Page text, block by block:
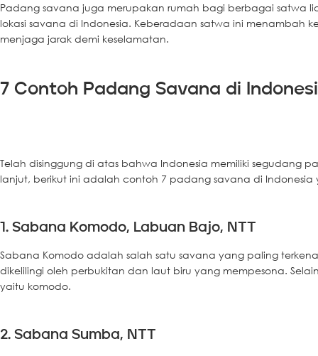
Padang savana juga merupakan rumah bagi berbagai satwa
lokasi savana di Indonesia. Keberadaan satwa ini menambah
menjaga jarak demi keselamatan.
7 Contoh Padang Savana di
Telah disinggung di atas bahwa Indonesia memiliki segudang
lanjut, berikut ini adalah contoh 7 padang savana di Indonesia
1. Sabana Komodo, Labuan Bajo, NTT
Sabana Komodo adalah salah satu savana yang paling
dikelilingi oleh perbukitan dan laut biru yang mempesona.
yaitu komodo.
2. Sabana Sumba, NTT